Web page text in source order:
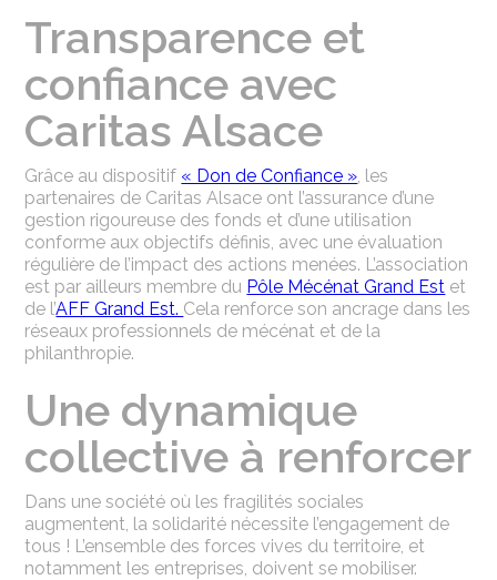
Transparence et
confiance avec
Caritas Alsace
Grâce au dispositif « Don de Confiance », les
partenaires de Caritas Alsace ont l’assurance d’une
gestion rigoureuse des fonds et d’une utilisation
conforme aux objectifs définis, avec une évaluation
régulière de l’impact des actions menées. L’association
est par ailleurs membre du Pôle Mécénat Grand Est et
de l’AFF Grand Est. Cela renforce son ancrage dans les
réseaux professionnels de mécénat et de la
philanthropie.
Une dynamique
collective à renforcer
Dans une société où les fragilités sociales
augmentent, la solidarité nécessite l’engagement de
tous ! L’ensemble des forces vives du territoire, et
notamment les entreprises, doivent se mobiliser.